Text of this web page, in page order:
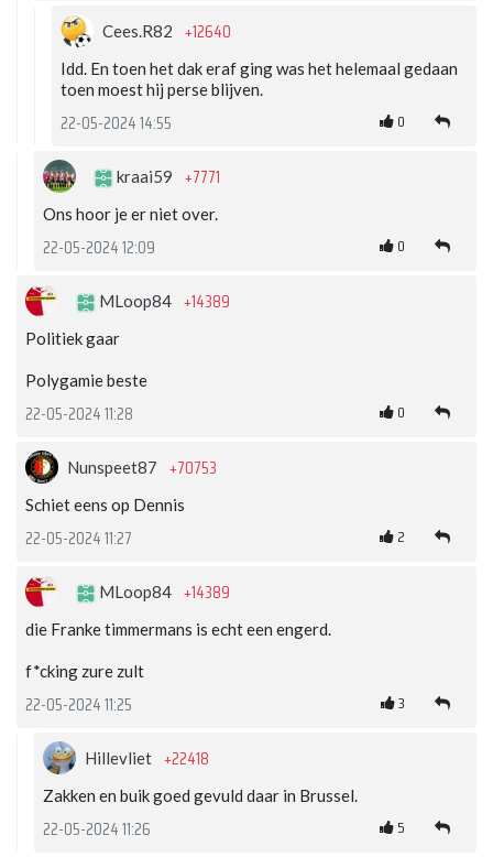
Cees.R82 +12640
Idd. En toen het dak eraf ging was het helemaal gedaan
toen moest hij perse blijven.
22-05-2024 14:55 0
kraai59 +7771
Ons hoor je er niet over.
22-05-2024 12:09 0
MLoop84 +14389
Politiek gaar
Polygamie beste
22-05-2024 11:28 0
Nunspeet87 +70753
Schiet eens op Dennis
22-05-2024 11:27 2
MLoop84 +14389
die Franke timmermans is echt een engerd.
f*cking zure zult
22-05-2024 11:25 3
Hillevliet +22418
Zakken en buik goed gevuld daar in Brussel.
22-05-2024 11:26 5